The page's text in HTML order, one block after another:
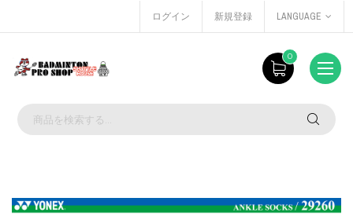
ログイン 新規登録 LANGUAGE
0